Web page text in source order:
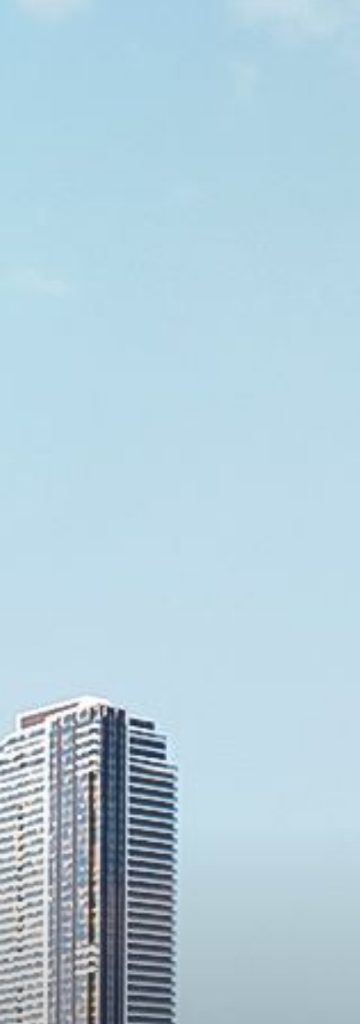
Cumpărați
Închiriați
Vânzare
Off-Plan
Agenți
About Us